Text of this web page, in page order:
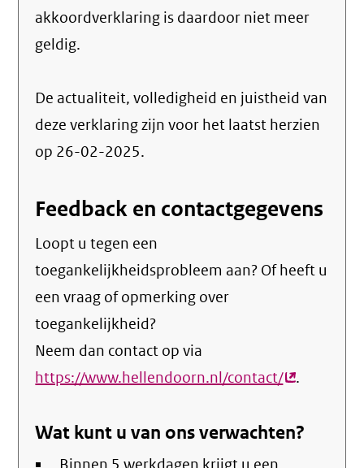
akkoordverklaring is daardoor niet meer
geldig.
De actualiteit, volledigheid en juistheid van
deze verklaring zijn voor het laatst herzien
op 26-02-2025.
Feedback en contactgegevens
Loopt u tegen een
toegankelijkheidsprobleem aan? Of heeft u
een vraag of opmerking over
toegankelijkheid?
Neem dan contact op via
https://www.hellendoorn.nl/contact/(externe
.
Wat kunt u van ons verwachten?